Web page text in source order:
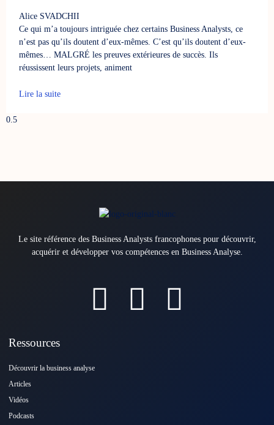
Alice SVADCHII
Ce qui m’a toujours intriguée chez certains Business Analysts, ce
n’est pas qu’ils doutent d’eux-mêmes. C’est qu’ils doutent d’eux-
mêmes… MALGRÉ les preuves extérieures de succès. Ils
réussissent leurs projets, animent
Lire la suite
Le site référence des Business Analysts francophones pour découvrir,
acquérir et développer vos compétences en Business Analyse.
Ressources
Découvrir la business analyse
Articles
Vidéos
Podcasts